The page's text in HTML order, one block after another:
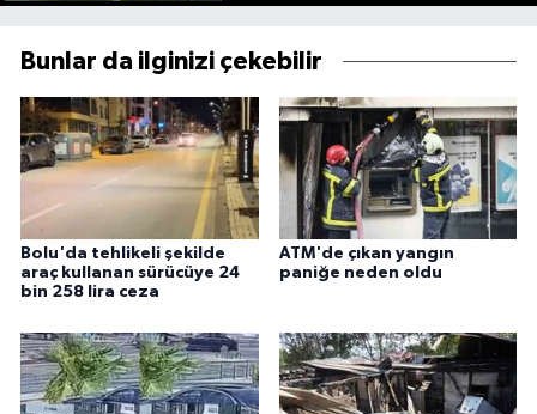
Bunlar da ilginizi çekebilir
Bolu'da tehlikeli şekilde
araç kullanan sürücüye 24
bin 258 lira ceza
ATM'de çıkan yangın
paniğe neden oldu